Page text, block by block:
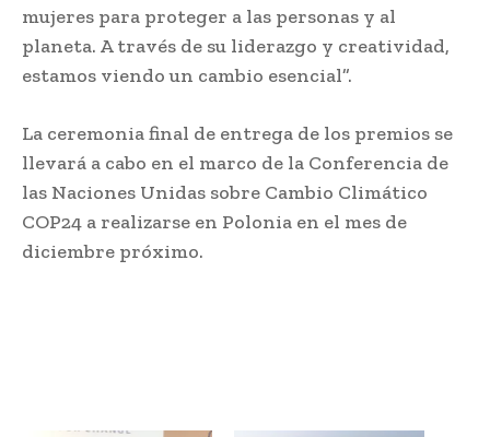
mujeres para proteger a las personas y al
planeta. A través de su liderazgo y creatividad,
estamos viendo un cambio esencial”.
La ceremonia final de entrega de los premios se
llevará a cabo en el marco de la Conferencia de
las Naciones Unidas sobre Cambio Climático
COP24 a realizarse en Polonia en el mes de
diciembre próximo.